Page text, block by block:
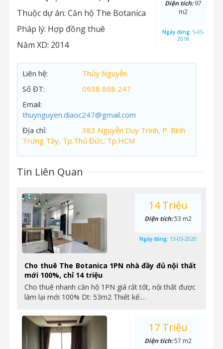
Thuộc dự án: Căn hộ The Botanica
Pháp lý: Hợp đồng thuê
Năm XD: 2014
Diện tích:97
m2
Ngày đăng: 5-05-
2018
Liên hệ:
Thủy Nguyễn
Số ĐT:
0938 868 247
Email:
thuynguyen.diaoc247@gmail.com
Địa chỉ:
383 Nguyễn Duy Trinh, P. Bình
Trưng Tây, Tp.Thủ Đức, Tp.HCM
Tin Liên Quan
Cho thuê The Botanica 1PN nhà đầy đủ nội thất
mới 100%, chỉ 14 triệu
Cho thuê nhanh căn hộ 1PN giá rất tốt, nội thất được
làm lại mới 100% Dt: 53m2 Thiết kế:…
14 Triệu
Diện tích:53 m2
Ngày đăng: 13-03-2020
17 Triệu
Diện tích:57 m2